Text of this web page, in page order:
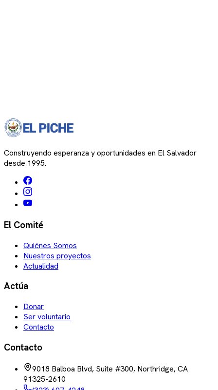
Construyendo esperanza y oportunidades en El Salvador
desde 1995.
El Comité
Quiénes Somos
Nuestros proyectos
Actualidad
Actúa
Donar
Ser voluntario
Contacto
Contacto
9018 Balboa Blvd, Suite #300, Northridge, CA
91325-2610